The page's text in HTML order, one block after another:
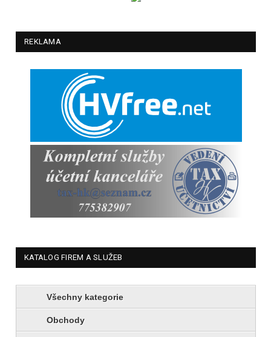
REKLAMA
KATALOG FIREM A SLUŽEB
Všechny kategorie
Obchody